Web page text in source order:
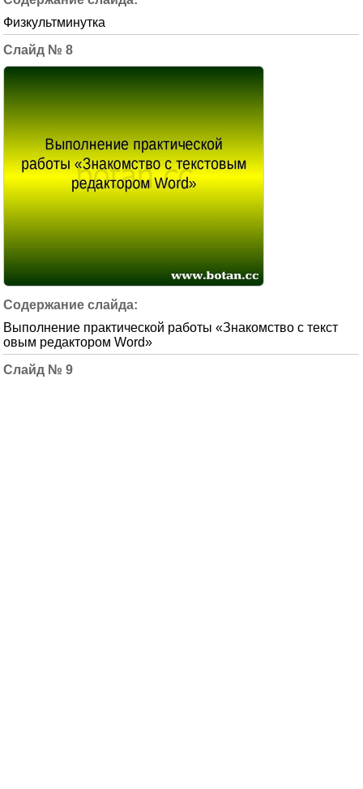
Физкультминутка
8
Выполнение практической работы «Знакомство с текст
овым редактором Word»
9